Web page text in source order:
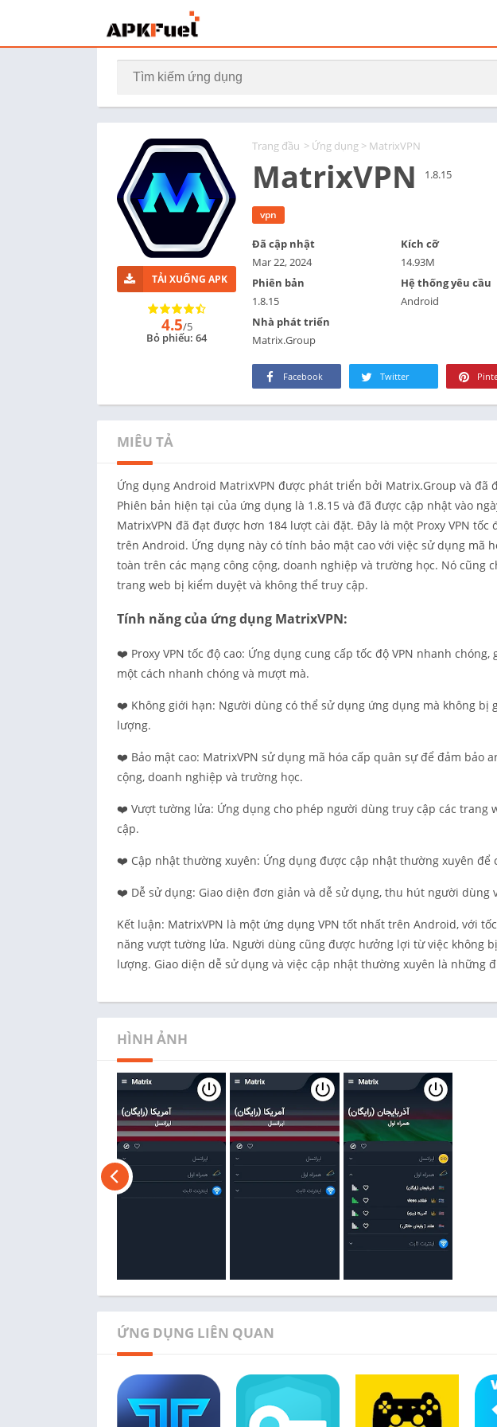
Trang đầu > Ứng dụng > MatrixVPN
MatrixVPN 1.8.15
vpn
TẢI XUỐNG APK
4.5/5
Bỏ phiếu: 64
Đã cập nhật
Mar 22, 2024
Kích cỡ
14.93M
Phiên bản
1.8.15
Hệ thống yêu cầu
Android
Nhà phát triển
Matrix.Group
Facebook Twitter
MIÊU TẢ
Ứng dụng Android MatrixVPN được phát triển bởi Matrix.Group và đã
Phiên bản hiện tại của ứng dụng là 1.8.15 và đã được cập nhật vào
MatrixVPN đã đạt được hơn 184 lượt cài đặt. Đây là một Proxy VPN tốc
trên Android. Ứng dụng này có tính bảo mật cao với việc sử dụng mã
toàn trên các mạng công cộng, doanh nghiệp và trường học. Nó cũng
trang web bị kiểm duyệt và không thể truy cập.
Tính năng của ứng dụng MatrixVPN:
❤️ Proxy VPN tốc độ cao: Ứng dụng cung cấp tốc độ VPN nhanh
một cách nhanh chóng và mượt mà.
❤️ Không giới hạn: Người dùng có thể sử dụng ứng dụng mà không bị
lượng.
❤️ Bảo mật cao: MatrixVPN sử dụng mã hóa cấp quân sự để đảm bảo
cộng, doanh nghiệp và trường học.
❤️ Vượt tường lửa: Ứng dụng cho phép người dùng truy cập các trang
cập.
❤️ Cập nhật thường xuyên: Ứng dụng được cập nhật thường xuyên để
❤️ Dễ sử dụng: Giao diện đơn giản và dễ sử dụng, thu hút người dùng
Kết luận: MatrixVPN là một ứng dụng VPN tốt nhất trên Android, với
năng vượt tường lửa. Người dùng cũng được hưởng lợi từ việc không
lượng. Giao diện dễ sử dụng và việc cập nhật thường xuyên là những
HÌNH ẢNH
ỨNG DỤNG LIÊN QUAN